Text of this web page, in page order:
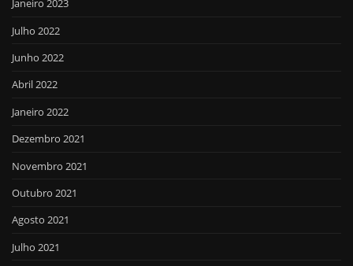
Janeiro 2023
Julho 2022
Junho 2022
Abril 2022
Janeiro 2022
Dezembro 2021
Novembro 2021
Outubro 2021
Agosto 2021
Julho 2021